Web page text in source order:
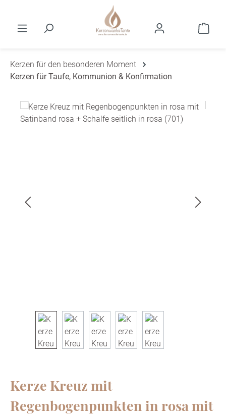
Kerzen für den besonderen Moment
Kerzen für Taufe, Kommunion & Konfirmation
Bildergalerie überspringen
Kerze Kreuz mit
Regenbogenpunkten in rosa mit